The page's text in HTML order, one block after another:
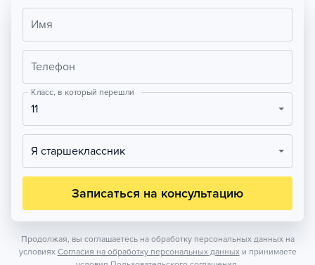
Имя
Телефон
Класс, в который перешли
11
Я старшеклассник
Записаться на консультацию
Продолжая, вы соглашаетесь на обработку персональных данных на
условиях Согласия на обработку персональных данных и принимаете